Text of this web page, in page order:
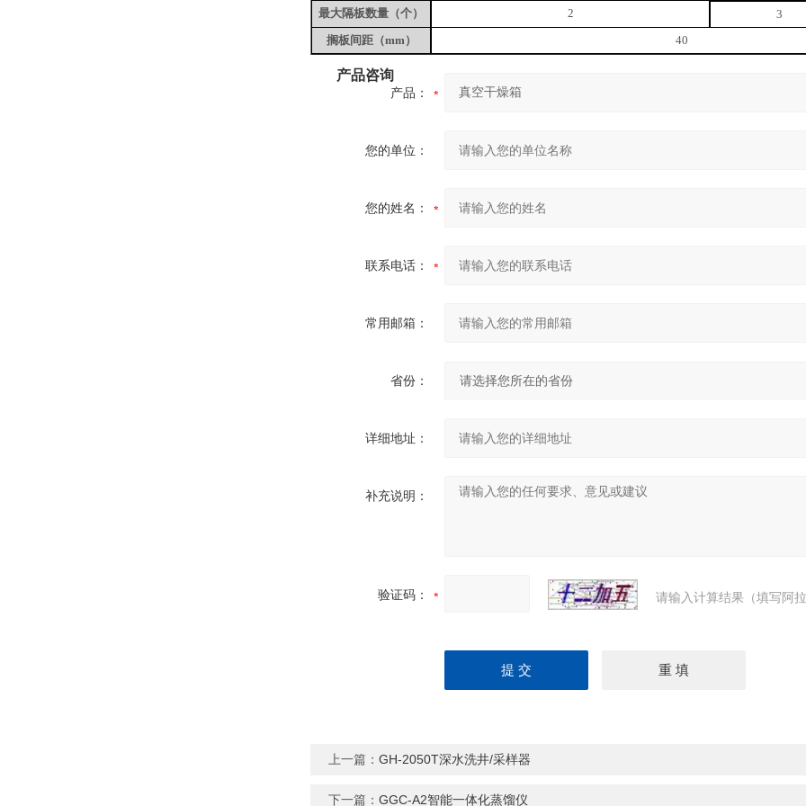
最大隔板数量 （个） 2
3
搁板间距（mm） 40
产品咨询
产品：
您的单位：
您的姓名：
联系电话：
常用邮箱：
省份：
详细地址：
补充说明：
验证码： 请输入计算结果（填写阿
上一篇：GH-2050T深水洗井/采样器
下一篇：GGC-A2智能一体化蒸馏仪